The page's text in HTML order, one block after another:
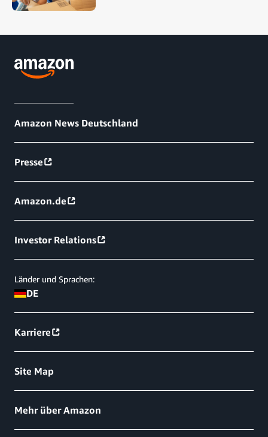
Amazon News Deutschland
Presse
Amazon.de
Investor Relations
Länder und Sprachen:
DE
Karriere
Site Map
Mehr über Amazon